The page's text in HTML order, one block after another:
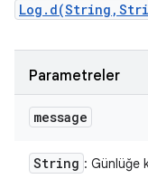
Parametreler
message
String : Günlüğe